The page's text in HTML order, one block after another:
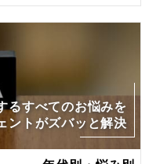
るすべてのお悩みを
ントがズバッと解決